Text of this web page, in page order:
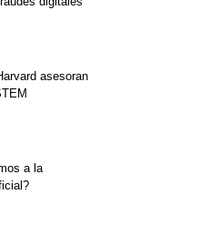
asesoran
a la